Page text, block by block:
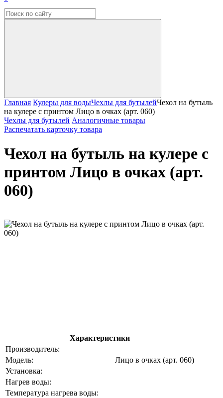
Главная Кулеры для водыЧехлы для бутылейЧехол на бутыль
на кулере с принтом Лицо в очках (арт. 060)
Чехлы для бутылей Аналогичные товары
Распечатать карточку товара
Чехол на бутыль на кулере с
принтом Лицо в очках (арт.
060)
Характеристики
Производитель:
Модель:
Лицо в очках (арт. 060)
Установка:
Нагрев воды:
Температура нагрева воды: